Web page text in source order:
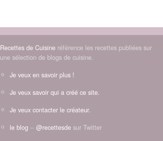
Recettes de Cuisine référence les recettes publiées sur
une sélection de blogs de cuisine.
Je veux en savoir plus !
Je veux savoir qui a créé ce site.
Je veux contacter le créateur.
le blog -- @recettesde sur Twitter